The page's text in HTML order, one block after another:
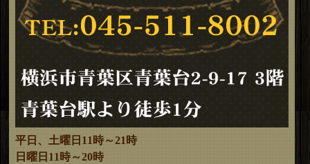
平日、土曜日11時～21時
日曜日11時～20時